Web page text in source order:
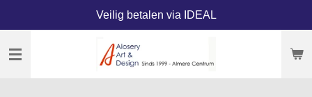
naar
Veilig betalen via IDEAL